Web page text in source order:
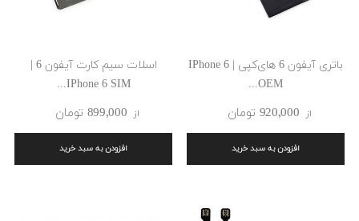
باتری آیفون 6 های‌کپی | IPhone 6
OEM...
از 920٬000 ‎تومان
افزودن به سبد خرید
اسلات سیم کارت آیفون 6 |
IPhone 6 SIM...
از 899٬000 ‎تومان
افزودن به سبد خرید